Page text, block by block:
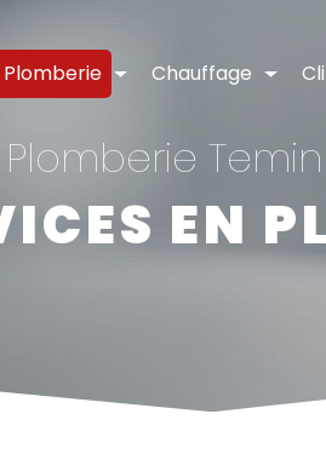
Plomberie Chauffage
Plomberie Temin
EN